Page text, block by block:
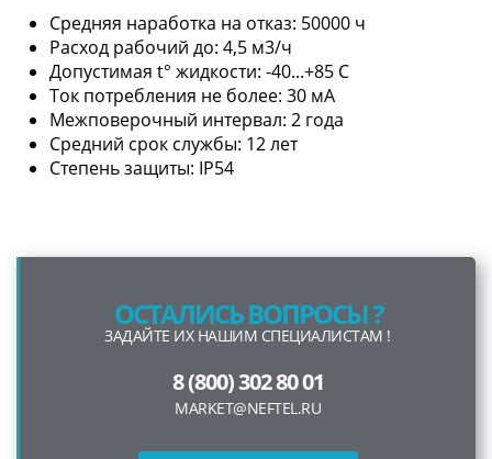
Средняя наработка на отказ: 50000 ч
Расход рабочий до: 4,5 м3/ч
Допустимая t° жидкости: -40...+85 С
Ток потребления не более: 30 мА
Межповерочный интервал: 2 года
Средний срок службы: 12 лет
Степень защиты: IP54
ОСТАЛИСЬ ВОПРОСЫ ?
ЗАДАЙТЕ ИХ НАШИМ СПЕЦИАЛИСТАМ !
8 (800) 302 80 01
MARKET@NEFTEL.RU